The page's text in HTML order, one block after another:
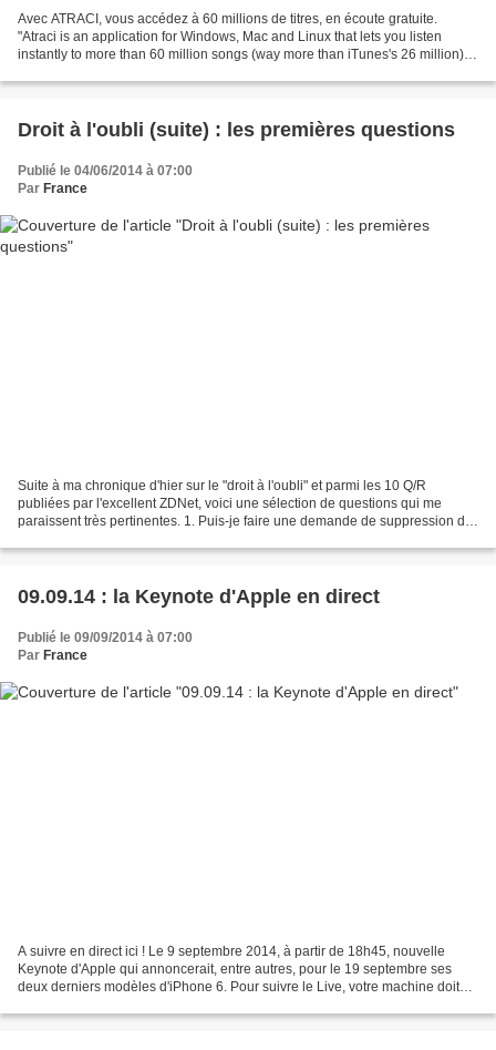
Avec ATRACI, vous accédez à 60 millions de titres, en écoute gratuite.
"Atraci is an application for Windows, Mac and Linux that lets you listen
instantly to more than 60 million songs (way more than iTunes's 26 million). It
Droit à l'oubli (suite) : les premières questions
Publié le 04/06/2014 à 07:00
Par France
Suite à ma chronique d'hier sur le "droit à l'oubli" et parmi les 10 Q/R
publiées par l'excellent ZDNet, voici une sélection de questions qui me
paraissent très pertinentes. 1. Puis-je faire une demande de suppression de
09.09.14 : la Keynote d'Apple en direct
Publié le 09/09/2014 à 07:00
Par France
A suivre en direct ici ! Le 9 septembre 2014, à partir de 18h45, nouvelle
Keynote d'Apple qui annoncerait, entre autres, pour le 19 septembre ses
deux derniers modèles d'iPhone 6. Pour suivre le Live, votre machine doit